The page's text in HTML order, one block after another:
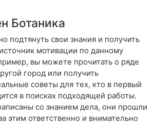
Ботаника
подтянуть свои знания и получить
мотивации по данному
вы можете прочитать о ряде
город или получить
советы для тех, кто в первый
в поисках подходящей работы.
со знанием дела, они прошли
этим ответственно и внимательно